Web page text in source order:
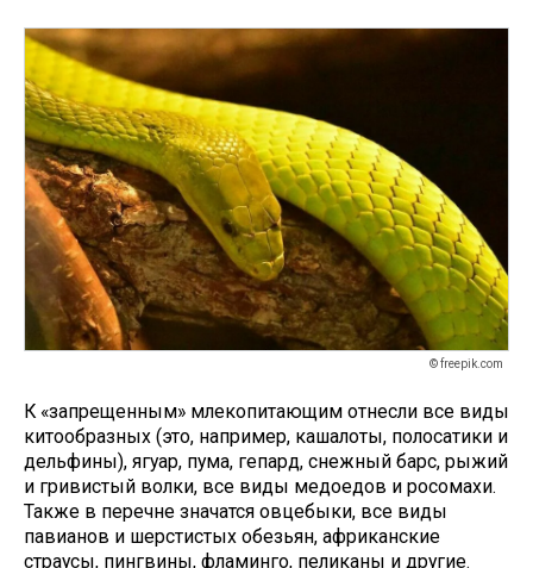
© freepik.com
К «запрещенным» млекопитающим отнесли все виды
китообразных (это, например, кашалоты, полосатики и
дельфины), ягуар, пума, гепард, снежный барс, рыжий
и гривистый волки, все виды медоедов и росомахи.
Также в перечне значатся овцебыки, все виды
павианов и шерстистых обезьян, африканские
страусы, пингвины, фламинго, пеликаны и другие.